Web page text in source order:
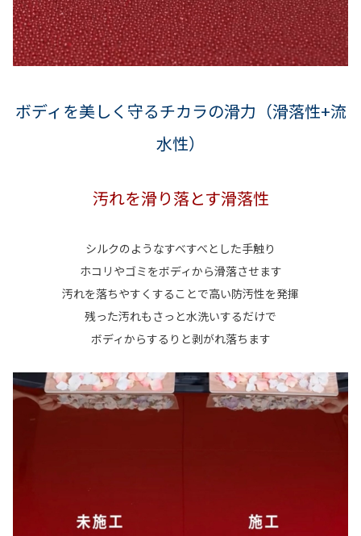
ボディを美しく守るチカラの滑力（滑落性+流
水性）
汚れを滑り落とす滑落性
シルクのようなすべすべとした手触り
ホコリやゴミをボディから滑落させます
汚れを落ちやすくすることで高い防汚性を発揮
残った汚れもさっと水洗いするだけで
ボディからするりと剥がれ落ちます